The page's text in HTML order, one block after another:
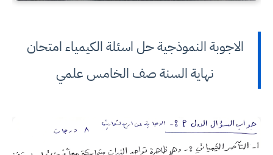
الاجوبة النموذجية حل اسئلة الكيمياء امتحان
نهاية السنة صف الخامس علمي